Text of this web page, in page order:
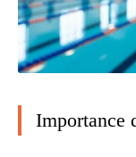
Importance